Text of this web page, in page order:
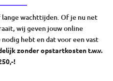
wachttijden. Of je nu net
wij geven jouw online
hebt en dat voor een vast
zonder opstartkosten t.w.v.
!